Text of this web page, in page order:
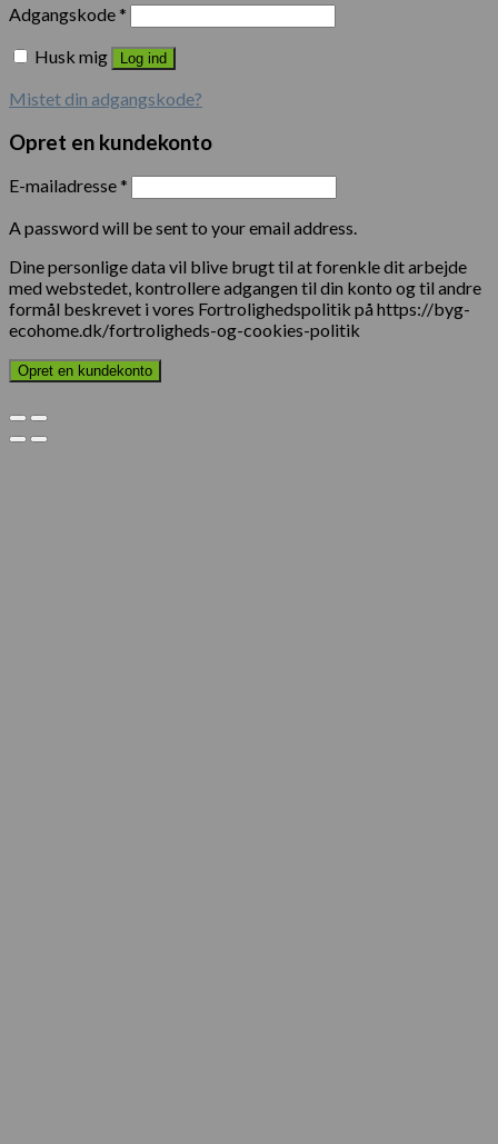
Adgangskode*
Husk mig
Log ind
Mistet din adgangskode?
Opret en kundekonto
E-mailadresse*
A password will be sent to your email address.
Dine personlige data vil blive brugt til at forenkle dit arbejde
med webstedet, kontrollere adgangen til din konto og til andre
formål beskrevet i vores Fortrolighedspolitik på https://byg-
ecohome.dk/fortroligheds-og-cookies-politik
Opret en kundekonto